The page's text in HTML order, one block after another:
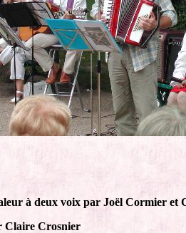
à deux voix par Joël Cormier
Claire Crosnier